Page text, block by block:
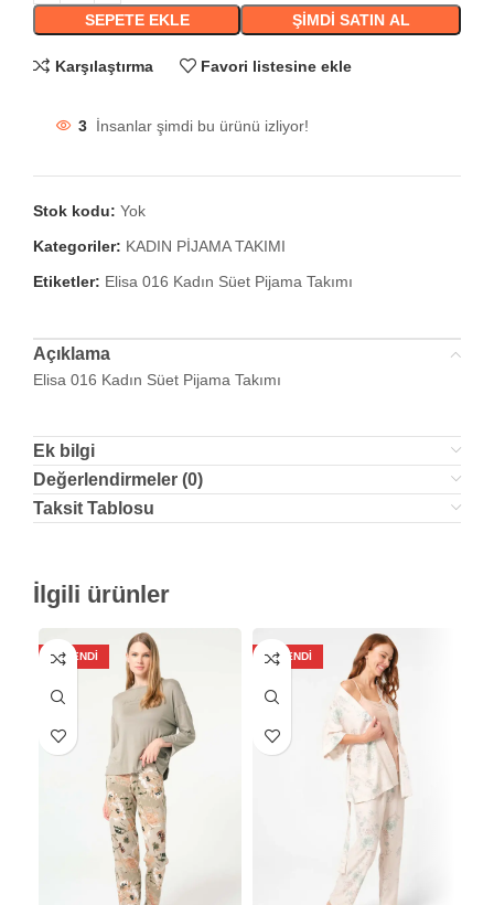
SEPETE EKLE ŞIMDI SATIN AL
Karşılaştırma Favori listesine ekle
3 İnsanlar şimdi bu ürünü izliyor!
Stok kodu: Yok
Kategoriler: KADIN PİJAMA TAKIMI
Etiketler: Elisa 016 Kadın Süet Pijama Takımı
Açıklama
Elisa 016 Kadın Süet Pijama Takımı
Ek bilgi
Değerlendirmeler (0)
Taksit Tablosu
İlgili ürünler
TÜKENDI TÜKENDI